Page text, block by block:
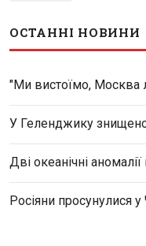
ОСТАННІ НОВИНИ
"Ми вистоїмо, Москва
У Геленджику
Дві океанічні
Росіяни просунулися